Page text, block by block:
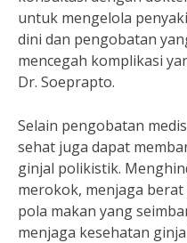
untuk mengelola
dini dan pengobatan
mencegah komplikasi
Dr. Soeprapto.
Selain pengobatan
sehat juga dapat
ginjal polikistik.
merokok, menjaga
pola makan yang
menjaga kesehatan